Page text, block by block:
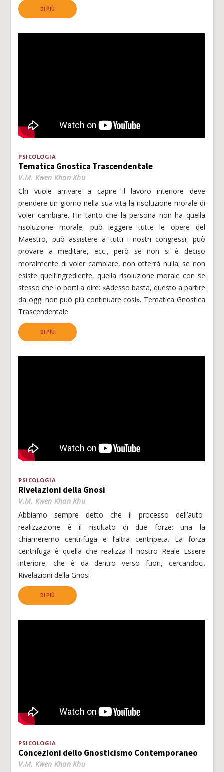
DI PIÙ
PSICOLOGIA
Tematica Gnostica Trascendentale
V.M. Kwen Khan Khu
Chi vuole arrivare a capire il lavoro interiore deve
prendere un giorno nella sua vita la risoluzione morale di
voler cambiare. Fin tanto che la persona non ha quella
risoluzione morale, può leggere tutte le opere del
Maestro, può assistere a tutti i nostri congressi, può
provare a meditare, ecc., però se non si è deciso
moralmente di voler cambiare, non otterrà nulla; se non
esiste quell’ingrediente, quella risoluzione morale con se
stesso che lo porti a dire: «Adesso basta, questo a partire
da oggi non può più continuare così». Tematica Gnostica
Trascendentale
DI PIÙ
PSICOLOGIA
Rivelazioni della Gnosi
V.M. Kwen Khan Khu
Abbiamo sempre detto che il processo dell’auto-
realizzazione è il risultato di due forze: una la
chiameremo centrifuga e l’altra centripeta. La forza
centrifuga è quella che realizza il nostro Reale Essere
interiore, che è da dentro verso fuori, cercandoci.
Rivelazioni della Gnosi
DI PIÙ
PSICOLOGIA
Concezioni dello Gnosticismo Contemporaneo
V.M. Kwen Khan Khu